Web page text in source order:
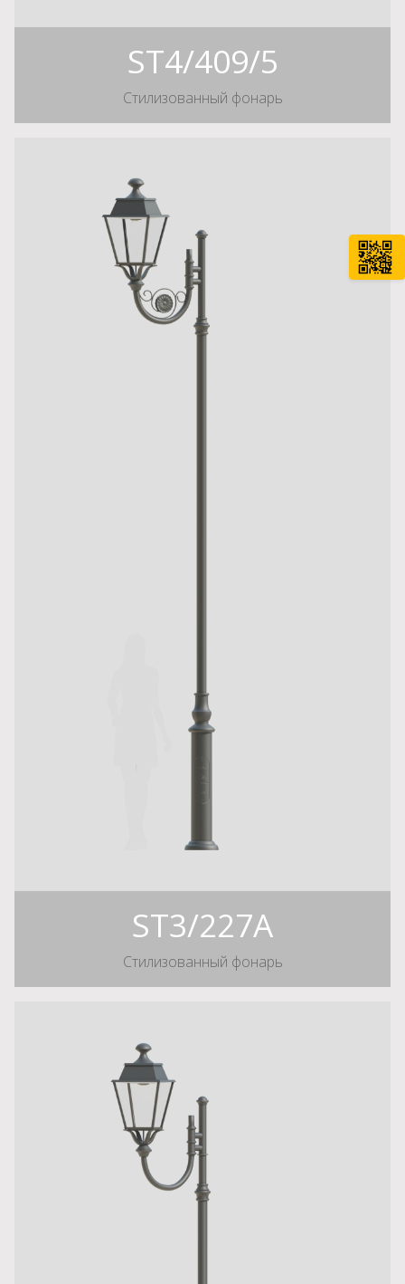
ST4/409/5
Стилизованный фонарь
ST3/227A
Стилизованный фонарь